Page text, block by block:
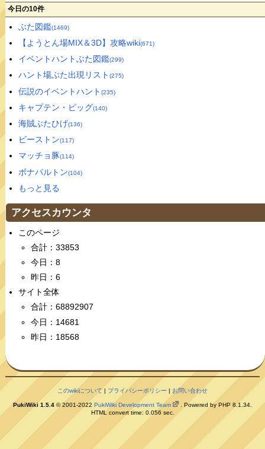
今日の10件
ぶた図鑑(1469)
【ようとん場MIX＆3D】攻略wiki(671)
イベントハントぶた図鑑(299)
ハント場ぶた出現リスト (275)
伝説のイベントハント (235)
キャプテン・ピッグ(140)
海賊ぶたひげ(136)
ビーストン(117)
マッチョ豚(114)
ボナパルトン(104)
もっと見る
アクセスカウンタ
このページ
合計：33853
今日：8
昨日：6
サイト全体
合計：68892907
今日：14681
昨日：18568
このwikiについて| プライバシーポリシー | お問い合わせ
PukiWiki 1.5.4 © 2001-2022 PukiWiki Development Team
. Powered by PHP 8.1.34.
HTML convert time: 0.056 sec.